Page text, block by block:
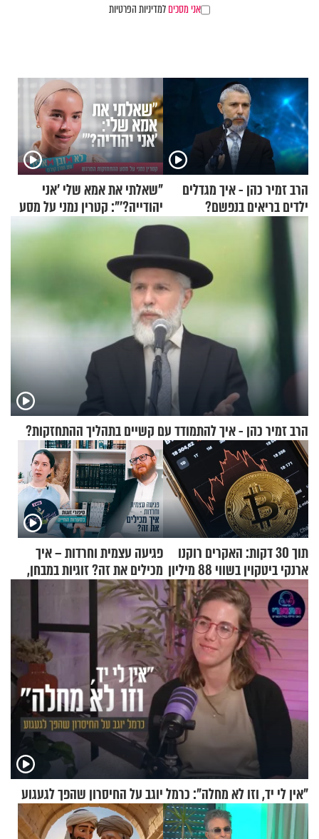
אני מסכיםלמדיניות הפרטיות
הרב זמיר כהן - איך מגדלים
ילדים בריאים בנפשם?
"שאלתי את אמא שלי 'אני
יהודייה?'": קטרין נמני על מסע
ההתחזקות המרגש
הרב זמיר כהן - איך להתמודד עם קשיים בתהליך ההתחזקות?
תוך 30 דקות: האקרים רוקנו
ארנקי ביטקוין בשווי 88 מיליון
דולר
פגיעה עצמית וחרדות – איך
מכילים את זה? זוגיות במבחן,
הפעם עם יהודית ואלתר כהן
"אין לי יד, וזו לא מחלה": כרמל יוגב על החיסרון שהפך לגעגוע